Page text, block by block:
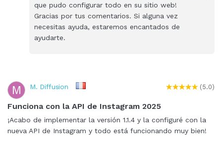
que pudo configurar todo en su sitio web!
Gracias por tus comentarios. Si alguna vez
necesitas ayuda, estaremos encantados de
ayudarte.
M M. Diffusion (5.0)
Funciona con la API de Instagram 2025
¡Acabo de implementar la versión 1.1.4 y la configuré con la
nueva API de Instagram y todo está funcionando muy bien!